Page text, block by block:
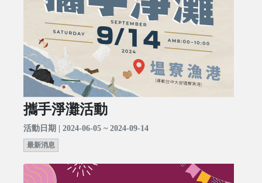
攜手淨灘活動
活動日期 | 2024-06-05 ~ 2024-09-14
最新消息